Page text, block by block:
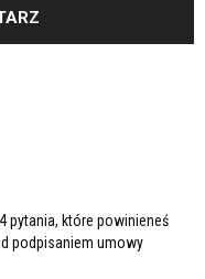
pytania, które powinieneś
podpisaniem umowy